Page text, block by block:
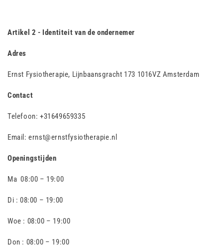
Artikel 2 - Identiteit van de ondernemer
Adres
Ernst Fysiotherapie, Lijnbaansgracht 173 1016VZ Amsterdam
Contact
Telefoon: +31649659335
Email: ernst@ernstfysiotherapie.nl
Openingstijden
Ma 08:00 – 19:00
Di : 08:00 – 19:00
Woe : 08:00 – 19:00
Don : 08:00 – 19:00